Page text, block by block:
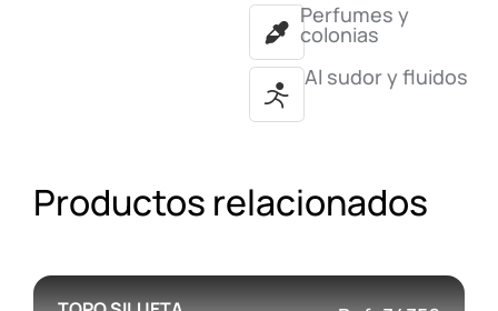
Perfumes y
colonias
Al sudor y fluidos
Productos relacionados